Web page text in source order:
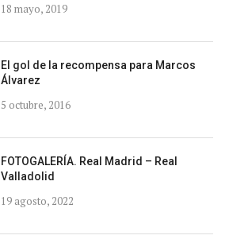
18 mayo, 2019
El gol de la recompensa para Marcos
Álvarez
5 octubre, 2016
FOTOGALERÍA. Real Madrid – Real
Valladolid
19 agosto, 2022